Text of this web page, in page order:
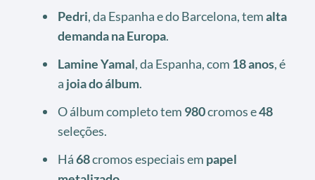
Pedri, da Espanha e do Barcelona, temalta
demanda na Europa.
Lamine Yamal, da Espanha, com 18 anos, é
a joia do álbum.
O álbum completo tem 980cromos e48
seleções.
Há68cromos especiais em papel